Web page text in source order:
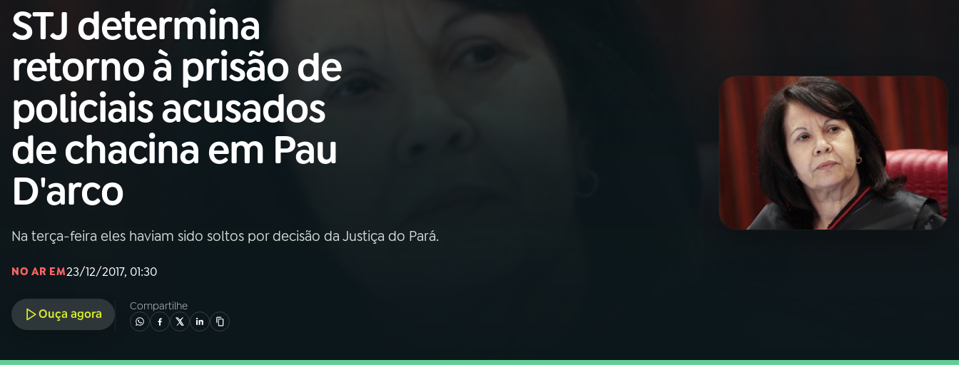
Buscar
na
Rádio
Nacional
AO VIVO
01INÍCIO
02A RÁDIO
03PROGRAMAÇÃO
04PROGRAMAS
STJ determina
retorno à prisão de
policiais acusados
de chacina em Pau
D'arco
Na terça-feira eles haviam sido soltos por decisão da Justiça do Pará.
NO AR EM23/12/2017, 01:30
Ouça agora
Compartilhe